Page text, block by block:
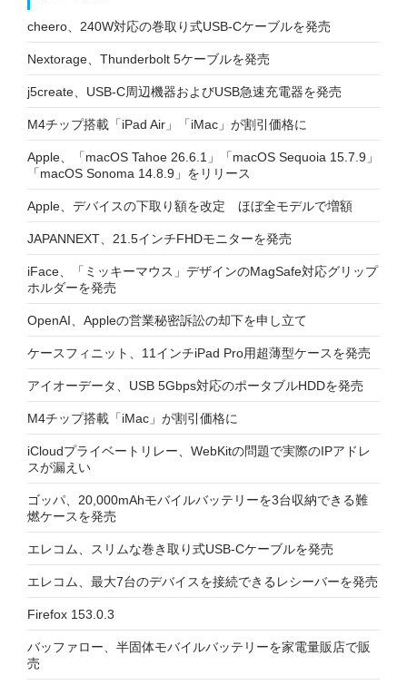
cheero、240W対応の巻取り式USB-Cケーブルを発売
Nextorage、Thunderbolt 5ケーブルを発売
j5create、USB-C周辺機器およびUSB急速充電器を発売
M4チップ搭載「iPad Air」「iMac」が割引価格に
Apple、「macOS Tahoe 26.6.1」「macOS Sequoia 15.7.9」
「macOS Sonoma 14.8.9」をリリース
Apple、デバイスの下取り額を改定 ほぼ全モデルで増額
JAPANNEXT、21.5インチFHDモニターを発売
iFace、「ミッキーマウス」デザインのMagSafe対応グリップ
ホルダーを発売
OpenAI、Appleの営業秘密訴訟の却下を申し立て
ケースフィニット、11インチiPad Pro用超薄型ケースを発売
アイオーデータ、USB 5Gbps対応のポータブルHDDを発売
M4チップ搭載「iMac」が割引価格に
iCloudプライベートリレー、WebKitの問題で実際のIPアドレ
スが漏えい
ゴッパ、20,000mAhモバイルバッテリーを3台収納できる難
燃ケースを発売
エレコム、スリムな巻き取り式USB-Cケーブルを発売
エレコム、最大7台のデバイスを接続できるレシーバーを発売
Firefox 153.0.3
バッファロー、半固体モバイルバッテリーを家電量販店で販
売